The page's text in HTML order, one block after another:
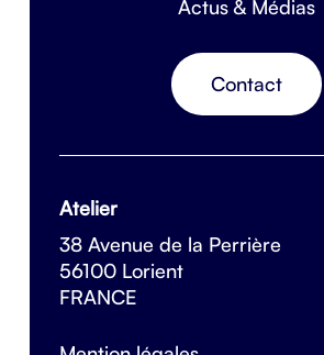
Actus & Médias
Contact
Atelier
38 Avenue de la Perrière
56100 Lorient
FRANCE